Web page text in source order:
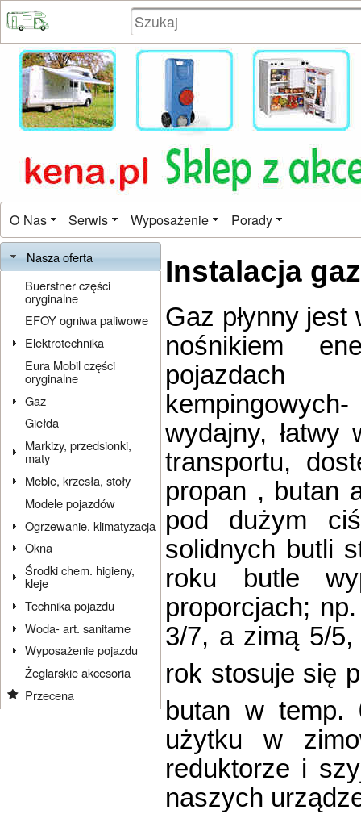
O Nas Serwis Wyposażenie Porady
Nasza oferta
Buerstner części
oryginalne
EFOY ogniwa paliwowe
Elektrotechnika
Eura Mobil części
oryginalne
Gaz
Giełda
Markizy, przedsionki,
maty
Meble, krzesła, stoły
Modele pojazdów
Ogrzewanie, klimatyzacja
Okna
Środki chem. higieny,
kleje
Technika pojazdu
Woda- art. sanitarne
Wyposażenie pojazdu
Żeglarskie akcesoria
Przecena
Instalacja
Gaz płynny jest
nośnikiem
pojazdach
kempingowych-
wydajny,
transportu,
propan , butan
pod dużym
solidnych butli
roku butle
proporcjach;
3/7, a zimą 5/
rok stosuje się
butan w temp.
użytku w
reduktorze i
naszych